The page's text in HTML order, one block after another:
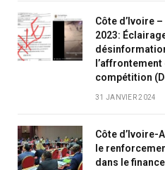
Côte d’Ivoire
2023:
compétition
31 JANVIER 2024
Côte d’Ivoire-
le
dans le